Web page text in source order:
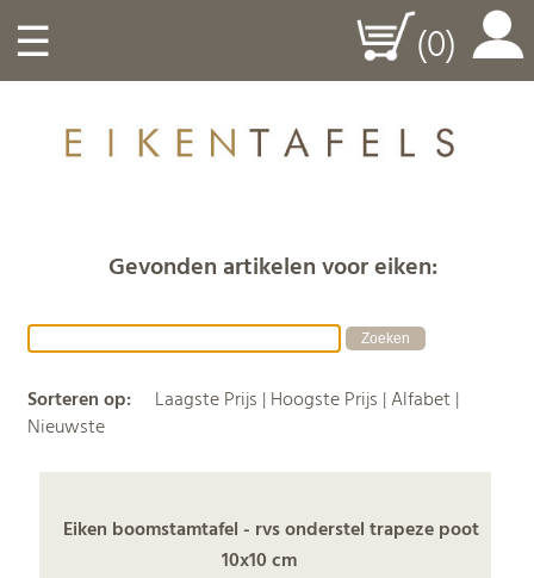
☰ (0)
Gevonden artikelen voor eiken:
Sorteren op: Laagste Prijs |Hoogste Prijs |Alfabet |
Nieuwste
Eiken boomstamtafel - rvs onderstel trapeze poot
10x10 cm